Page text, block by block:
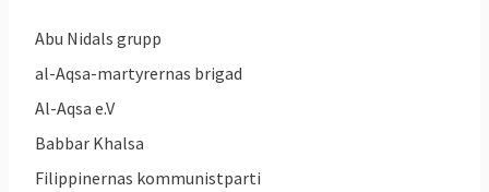
även ett tillfälligt utskott som diskuterar
terrorismfrågor. EU-parlamentet håller på
informationsutbyte, så kallad
interoperabilitet.
Abu Nidals grupp
al-Aqsa-martyrernas brigad
Al-Aqsa e.V
Babbar Khalsa
Filippinernas kommunistparti